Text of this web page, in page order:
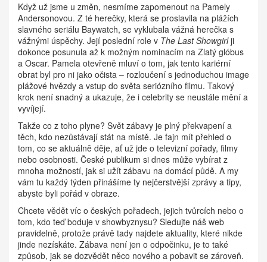
Když už jsme u změn, nesmíme zapomenout na Pamely
Andersonovou. Z té herečky, která se proslavila na plážích
slavného seriálu Baywatch, se vyklubala vážná herečka s
vážnými úspěchy. Její poslední role v The Last Showgirlji
dokonce posunula až k možným nominacím na Zlatý glóbus
a Oscar. Pamela otevřeně mluví o tom, jak tento kariérní
obrat byl pro ni jako očista – rozloučení s jednoduchou image
plážové hvězdy a vstup do světa seriózního filmu. Takový
krok není snadný a ukazuje, že i celebrity se neustále mění a
vyvíjejí.
Takže co z toho plyne? Svět zábavy je plný překvapení a
těch, kdo nezůstávají stát na místě. Je fajn mít přehled o
tom, co se aktuálně děje, ať už jde o televizní pořady, filmy
nebo osobnosti. České publikum si dnes může vybírat z
mnoha možností, jak si užít zábavu na domácí půdě. A my
vám tu každý týden přinášíme ty nejčerstvější zprávy a tipy,
abyste byli pořád v obraze.
Chcete vědět víc o českých pořadech, jejich tvůrcích nebo o
tom, kdo teď boduje v showbyznysu? Sledujte náš web
pravidelně, protože právě tady najdete aktuality, které nikde
jinde nezískáte. Zábava není jen o odpočinku, je to také
způsob, jak se dozvědět něco nového a pobavit se zároveň.